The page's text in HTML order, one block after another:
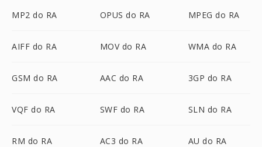
MP2 do RA OPUS do RA MPEG do RA
AIFF do RA MOV do RA WMA do RA
GSM do RA AAC do RA 3GP do RA
VQF do RA SWF do RA SLN do RA
RM do RA AC3 do RA AU do RA